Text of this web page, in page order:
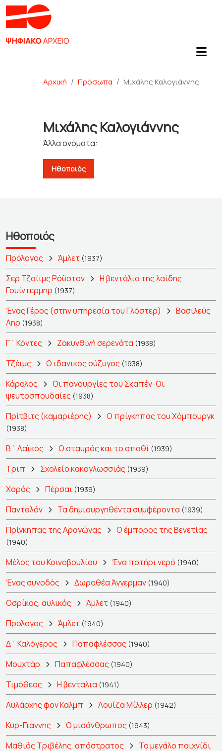
Αρχική Πρόσωπα Μιχάλης Καλογιάννης
Μιχάλης Καλογιάννης
Άλλα ονόματα:
Ηθοποιός
Ηθοποιός
Πρόλογος Άμλετ (1937)
Σερ Τζαίιμς Ρόϋστον
Η βεντάλια της λαίδης
Γουίντερμηρ (1937)
Ένας Γέρος (στην υπηρεσία του Γλόστερ)
Βασιλεύς
Ληρ (1938)
Γ΄ Κόντες Ζακυνθινή σερενάτα (1938)
Τζέιμς Ο ιδανικός σύζυγος (1938)
Κάρολος
Οι πανουργίες του Σκαπέν-Οι
ψευτοσπουδαίες (1938)
Πρίτβιτς (καμαριέρης) Ο πρίγκηπας του Χόμπουργκ
(1938)
Β΄ Λαϊκός Ο σταυρός και το σπαθί (1939)
Τριπ Σχολείο κακογλωσσιάς (1939)
Χορός Πέρσαι (1939)
Πανταλόν Τα δημιουργηθέντα συμφέροντα (1939)
Πρίγκηπας της Αραγώνας Ο έμπορος της Βενετίας
(1940)
Μέλος του Κοινοβουλίου Ένα ποτήρι νερό (1940)
Ένας συνοδός Δωροθέα Άγγερμαν (1940)
Οσρίκος, αυλικός Άμλετ (1940)
Πρόλογος Άμλετ (1940)
Δ΄ Καλόγερος Παπαφλέσσας (1940)
Μουχτάρ Παπαφλέσσας (1940)
Τιμόθεος Η βεντάλια (1941)
Αυλάρχης φον Καλμπ Λουίζα Μίλλερ (1942)
Κυρ-Γιάννης Ο μισάνθρωπος (1943)
Μαθιός Τριβέλης, απόστρατος Το μεγάλο παιχνίδι